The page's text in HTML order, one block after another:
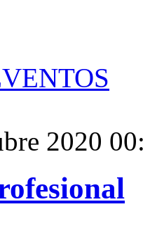
2020